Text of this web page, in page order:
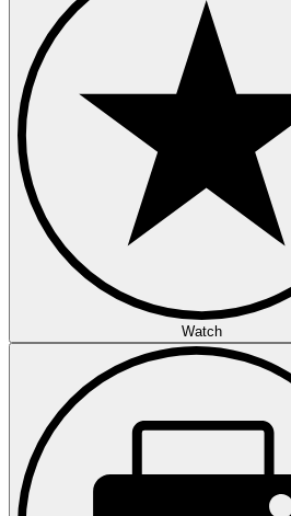
Watch